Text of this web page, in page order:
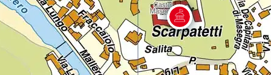
Lombardia
Regione
Marche
Regione